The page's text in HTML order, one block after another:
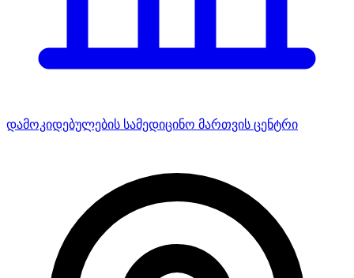
დამოკიდებულების სამედიცინო მართვის ცენტრი